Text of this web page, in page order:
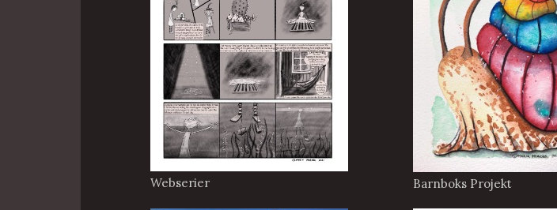
Webserier Barnboks Projekt